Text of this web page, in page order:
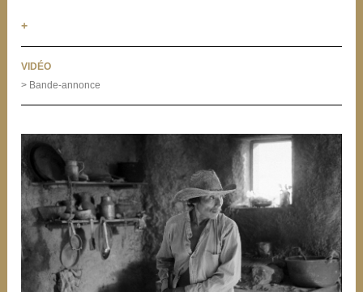
+
VIDÉO
> Bande-annonce